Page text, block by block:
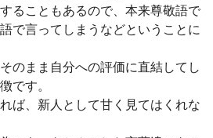
ることもあるので、本来尊敬語で
で言ってしまうなどということに
のまま自分への評価に直結してし
です。
ば、新人として甘く見てはくれな